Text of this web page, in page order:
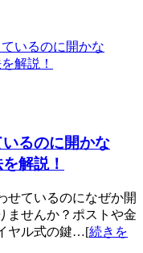
るのに開かな
解説！
せているのになぜか開
ませんか？ポストや金
ヤル式の鍵…[続きを